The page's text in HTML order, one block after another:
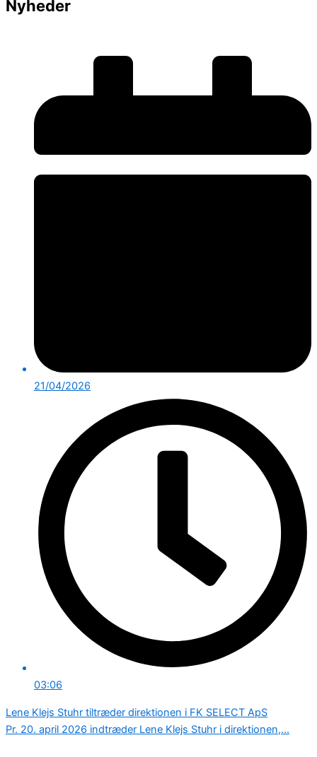
Nyheder
21/04/2026
03:06
Lene Klejs Stuhr tiltræder direktionen i FK SELECT ApS
Pr. 20. april 2026 indtræder Lene Klejs Stuhr i direktionen,...